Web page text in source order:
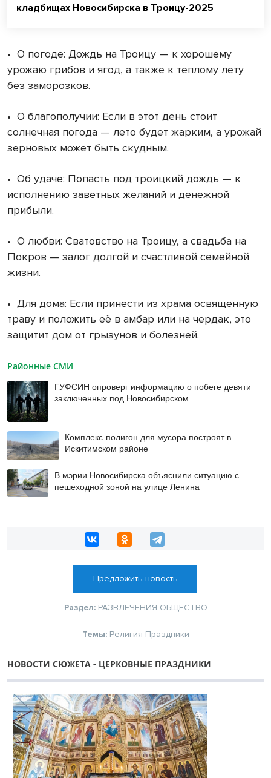
кладбищах Новосибирска в Троицу-2025
• О погоде: Дождь на Троицу — к хорошему
урожаю грибов и ягод, а также к теплому лету
без заморозков.
• О благополучии: Если в этот день стоит
солнечная погода — лето будет жарким, а урожай
зерновых может быть скудным.
• Об удаче: Попасть под троицкий дождь — к
исполнению заветных желаний и денежной
прибыли.
• О любви: Сватовство на Троицу, а свадьба на
Покров — залог долгой и счастливой семейной
жизни.
• Для дома: Если принести из храма освященную
траву и положить её в амбар или на чердак, это
защитит дом от грызунов и болезней.
Районные СМИ
ГУФСИН опроверг информацию о побеге девяти
заключенных под Новосибирском
Комплекс-полигон для мусора построят в
Искитимском районе
В мэрии Новосибирска объяснили ситуацию с
пешеходной зоной на улице Ленина
Предложить новость
Раздел: РАЗВЛЕЧЕНИЯ ОБЩЕСТВО
Темы: Религия Праздники
НОВОСТИ СЮЖЕТА - ЦЕРКОВНЫЕ ПРАЗДНИКИ